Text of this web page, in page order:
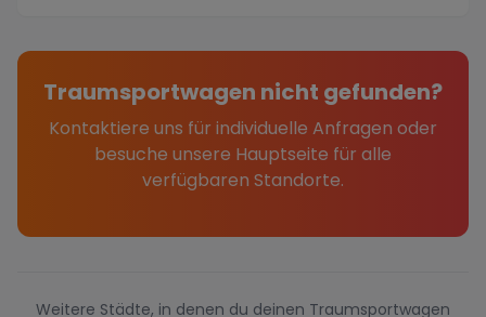
Traumsportwagen nicht gefunden?
Kontaktiere uns für individuelle Anfragen oder
besuche unsere Hauptseite für alle
verfügbaren Standorte.
Weitere Städte, in denen du deinen Traumsportwagen